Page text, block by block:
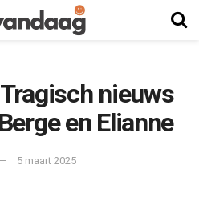
nieuws
en Elianne
5 maart 2025